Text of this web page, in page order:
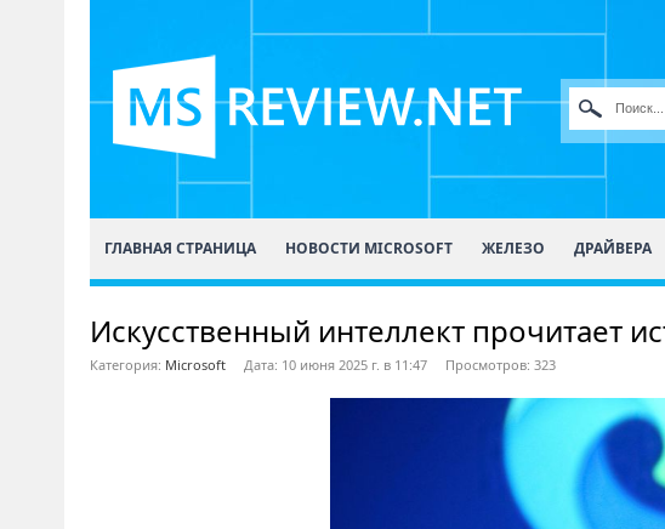
ГЛАВНАЯ СТРАНИЦА НОВОСТИ MICROSOFT ЖЕЛЕЗО ДРАЙВЕРА
Искусственный интеллект прочитает
Категория: Microsoft Дата: 10 июня 2025 г. в 11:47 Просмотров: 323